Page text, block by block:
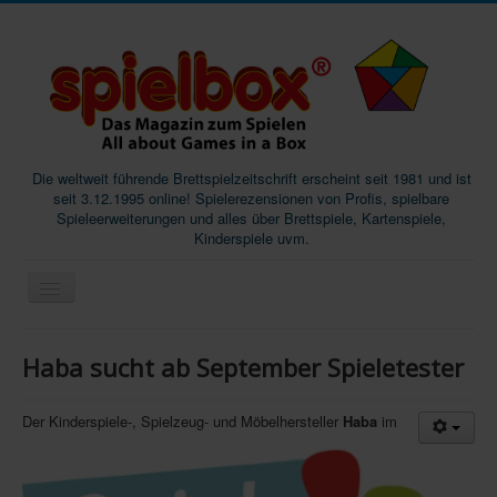
Die weltweit führende Brettspielzeitschrift erscheint seit 1981 und ist
seit 3.12.1995 online! Spielerezensionen von Profis, spielbare
Spieleerweiterungen und alles über Brettspiele, Kartenspiele,
Kinderspiele uvm.
Magazine
Abos/Subscriptions
Haba sucht ab September Spieletester
Der Kinderspiele-, Spielzeug- und Möbelhersteller Haba im